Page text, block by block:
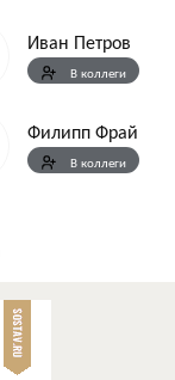
Иван Петров
В коллеги
Филипп Фрай
В коллеги